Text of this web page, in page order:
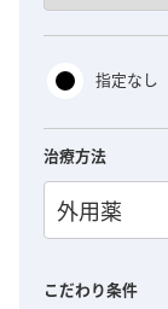
指定なし
治療方法
外用薬
こだわり条件